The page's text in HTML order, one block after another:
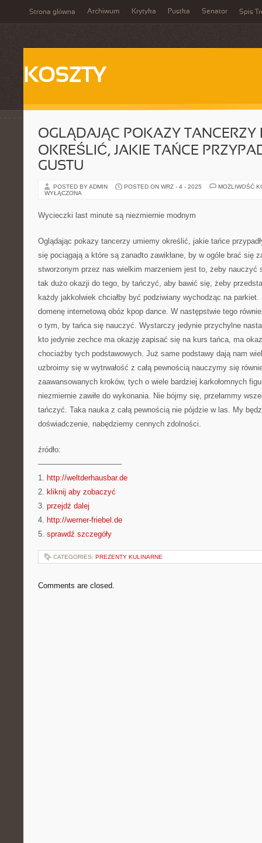
Strona główna Archiwum Krytyka Pustka Senator Spis
KOSZTY
OGLĄDAJĄC POKAZY TANCERZY
OKREŚLIĆ, JAKIE TAŃCE
GUSTU
POSTED BY ADMIN POSTED ON WRZ - 4 - 2025
MOŻLIWOŚĆ
WYŁĄCZONA
Wycieczki last minute są niezmiernie modnym
Oglądając pokazy tancerzy umiemy określić, jakie tańce
się pociągają a które są zanadto zawikłane, by w ogóle brać się
stworzonym przez nas wielkim marzeniem jest to, żeby
tak dużo okazji do tego, by tańczyć, aby bawić się, żeby
każdy jakkolwiek chciałby być podziwiany wychodząc na
domenę internetową obóz kpop dance. W następstwie tego
o tym, by tańca się nauczyć. Wystarczy jedynie przychylne
kto jedynie zechce ma okazję zapisać się na kurs tańca, ma
chociażby tych podstawowych. Już same podstawy dają nam
uzbroimy się w wytrwałość z całą pewnością nauczymy się
zaawansowanych kroków, tych o wiele bardziej karkołomnych
niezmiernie zawiłe do wykonania. Nie bójmy się, przełammy
tańczyć. Taka nauka z całą pewnością nie pójdzie w las. My
doświadczenie, nabędziemy cennych zdolności.
źródło:
———————————
1. http://weltderhausbar.de
2. kliknij aby zobaczyć
3. przejdź dalej
4. http://werner-friebel.de
5. sprawdź szczegóły
CATEGORIES: PREZENTY KULINARNE
Comments are closed.